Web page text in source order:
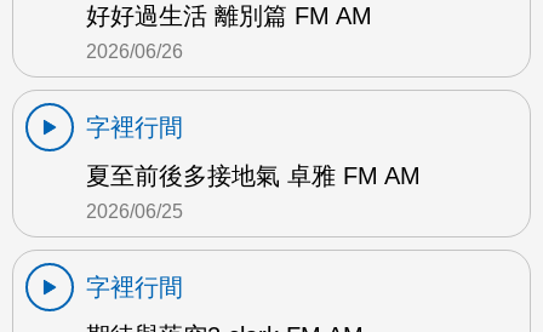
好好過生活 離別篇 FM AM
2026/06/26
字裡行間
夏至前後多接地氣 卓雅 FM AM
2026/06/25
字裡行間